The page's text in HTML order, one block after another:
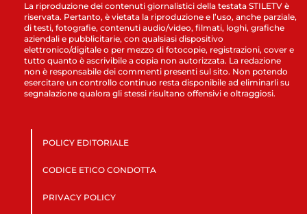
La riproduzione dei contenuti giornalistici della testata STILETV è
riservata. Pertanto, è vietata la riproduzione e l’uso, anche parziale,
di testi, fotografie, contenuti audio/video, filmati, loghi, grafiche
aziendali e pubblicitarie, con qualsiasi dispositivo
elettronico/digitale o per mezzo di fotocopie, registrazioni, cover e
tutto quanto è ascrivibile a copia non autorizzata. La redazione
non è responsabile dei commenti presenti sul sito. Non potendo
esercitare un controllo continuo resta disponibile ad eliminarli su
segnalazione qualora gli stessi risultano offensivi e oltraggiosi.
POLICY EDITORIALE
CODICE ETICO CONDOTTA
PRIVACY POLICY